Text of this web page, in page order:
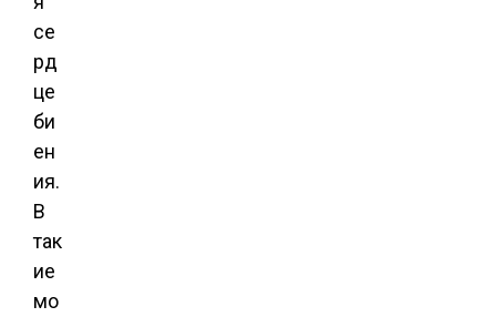
се
рд
це
би
ен
ия.
В
так
ие
мо